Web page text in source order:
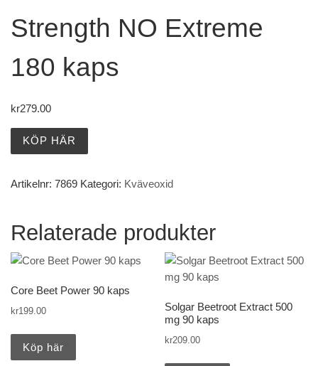
Strength NO Extreme
180 kaps
kr279.00
KÖP HÄR
Artikelnr: 7869 Kategori: Kväveoxid
Relaterade produkter
Core Beet Power 90 kaps
kr199.00
Köp här
Solgar Beetroot Extract 500
mg 90 kaps
kr209.00